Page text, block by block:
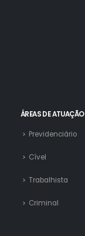
ÁREAS DE ATUAÇÃO
Previdenciário
Cível
Trabalhista
Criminal